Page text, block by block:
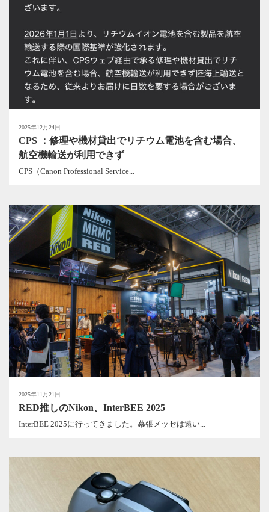
2025年12月24日
CPS ：修理や機材貸出でリチウム電池を含む場合、
航空機輸送が利用できず
CPS（Canon Professional Service...
2025年11月21日
RED推しのNikon、InterBEE 2025
InterBEE 2025に行ってきました。幕張メッセは遠い...